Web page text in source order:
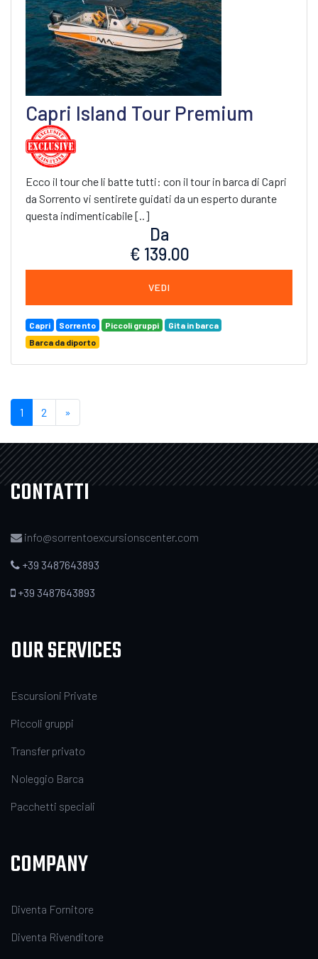
Capri Island Tour Premium
Ecco il tour che li batte tutti: con il tour in barca di Capri
da Sorrento vi sentirete guidati da un esperto durante
questa indimenticabile [..]
Da
€ 139.00
VEDI
Capri Sorrento Piccoli gruppi
Gita in barca
Barca da diporto
1 2 »
CONTATTI
info@sorrentoexcursionscenter.com
+39 3487643893
+39 3487643893
OUR SERVICES
Escursioni Private
Piccoli gruppi
Transfer privato
Noleggio Barca
Pacchetti speciali
COMPANY
Diventa Fornitore
Diventa Rivenditore